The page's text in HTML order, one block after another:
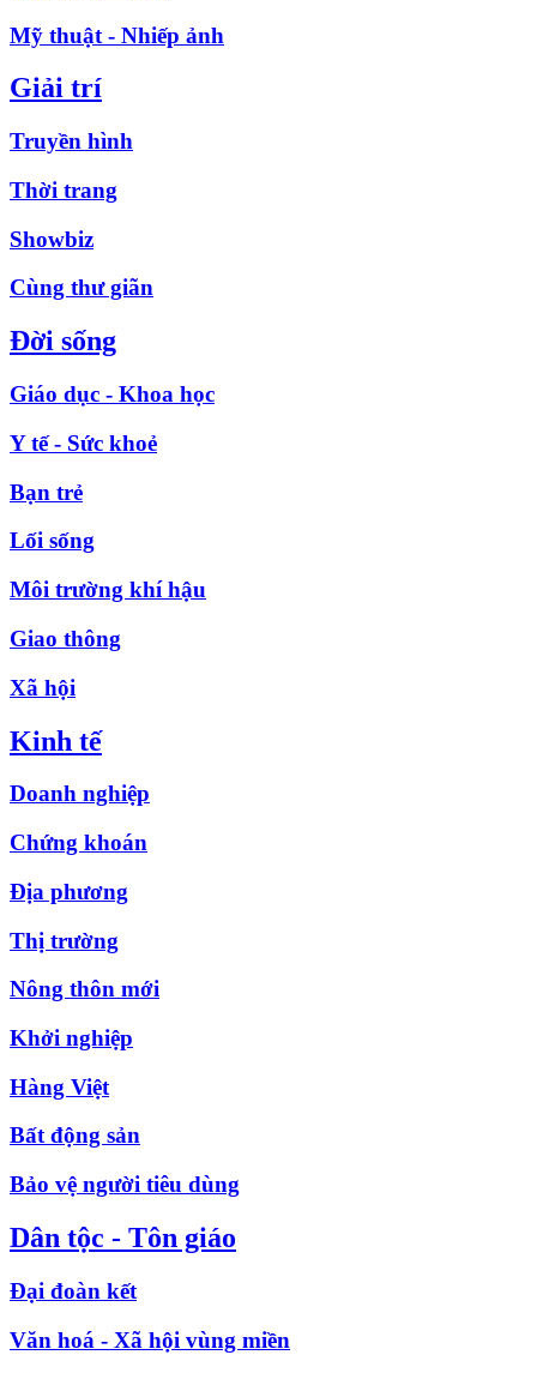
Mỹ thuật - Nhiếp ảnh
Giải trí
Truyền hình
Thời trang
Showbiz
Cùng thư giãn
Đời sống
Giáo dục - Khoa học
Y tế - Sức khoẻ
Bạn trẻ
Lối sống
Môi trường khí hậu
Giao thông
Xã hội
Kinh tế
Doanh nghiệp
Chứng khoán
Địa phương
Thị trường
Nông thôn mới
Khởi nghiệp
Hàng Việt
Bất động sản
Bảo vệ người tiêu dùng
Dân tộc - Tôn giáo
Đại đoàn kết
Văn hoá - Xã hội vùng miền